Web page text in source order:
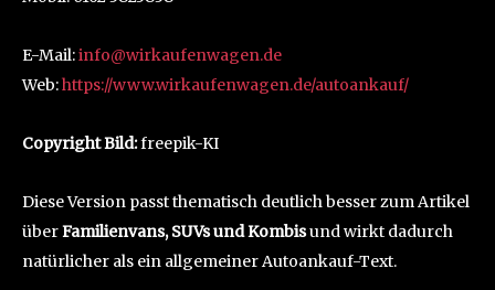
E-Mail:info@wirkaufenwagen.de
Web:https://www.wirkaufenwagen.de/autoankauf/
Copyright Bild:freepik-KI
Diese Version passt thematisch deutlich besser zum Artikel
überFamilienvans, SUVs und Kombisund wirkt dadurch
natürlicher als ein allgemeiner Autoankauf-Text.